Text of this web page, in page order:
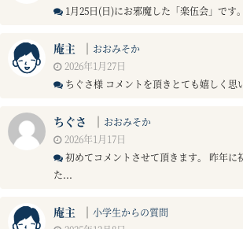
1月25日(日)にお邪魔した「楽伍会」です
庵主 ｜ おおみそか
2026年1月27日
ちぐさ様 コメントを頂きとても嬉しく思
ちぐさ ｜ おおみそか
2026年1月17日
初めてコメントさせて頂きます。 昨年に
た...
庵主 ｜ 小学生からの質問